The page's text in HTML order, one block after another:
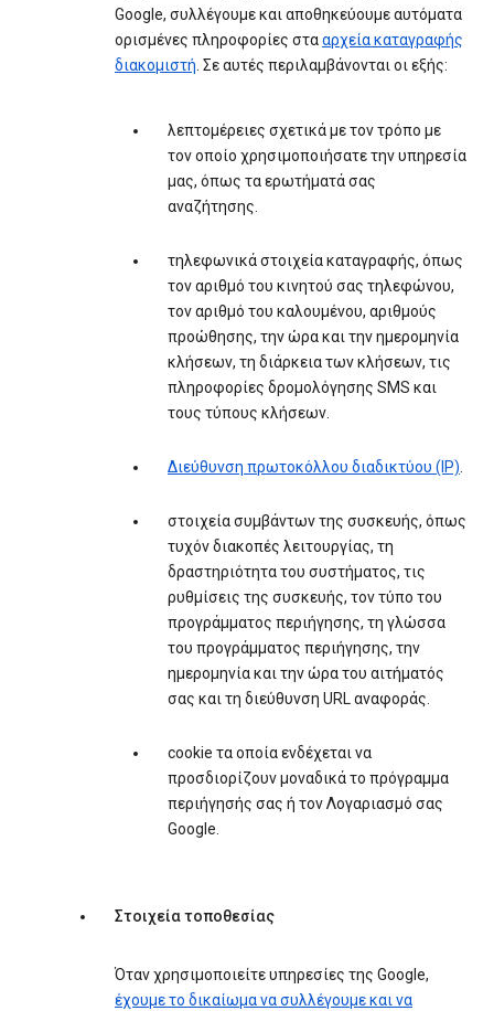
Google, συλλέγουμε και αποθηκεύουμε αυτόματα
ορισμένες πληροφορίες στααρχεία καταγραφής
διακομιστή. Σε αυτές περιλαμβάνονται οι εξής:
λεπτομέρειες σχετικά με τον τρόπο με
τον οποίο χρησιμοποιήσατε την υπηρεσία
μας, όπως τα ερωτήματά σας
αναζήτησης.
τηλεφωνικά στοιχεία καταγραφής, όπως
τον αριθμό του κινητού σας τηλεφώνου,
τον αριθμό του καλουμένου, αριθμούς
προώθησης, την ώρα και την ημερομηνία
κλήσεων, τη διάρκεια των κλήσεων, τις
πληροφορίες δρομολόγησης SMS και
τους τύπους κλήσεων.
Διεύθυνση πρωτοκόλλου διαδικτύου (IP).
στοιχεία συμβάντων της συσκευής, όπως
τυχόν διακοπές λειτουργίας, τη
δραστηριότητα του συστήματος, τις
ρυθμίσεις της συσκευής, τον τύπο του
προγράμματος περιήγησης, τη γλώσσα
του προγράμματος περιήγησης, την
ημερομηνία και την ώρα του αιτήματός
σας και τη διεύθυνση URL αναφοράς.
cookie τα οποία ενδέχεται να
προσδιορίζουν μοναδικά το πρόγραμμα
περιήγησής σας ή τον Λογαριασμό σας
Google.
Στοιχεία τοποθεσίας
Όταν χρησιμοποιείτε υπηρεσίες της Google,
έχουμε το δικαίωμα να συλλέγουμε και να